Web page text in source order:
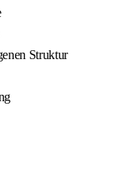
Struktur